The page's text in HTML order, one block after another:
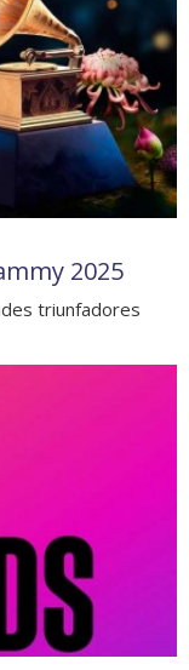
2025
triunfadores